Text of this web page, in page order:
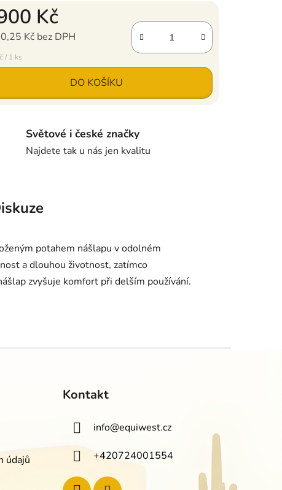
Kč
Kč bez DPH
/ 1 ks
DO KOŠÍKU
Světové i české značky
Najdete tak u nás jen kvalitu
potahem nášlapu v odolném
a dlouhou životnost, zatímco
zvyšuje komfort při delším používání.
údajů
Kontakt
info@equiwest.cz
+420724001554